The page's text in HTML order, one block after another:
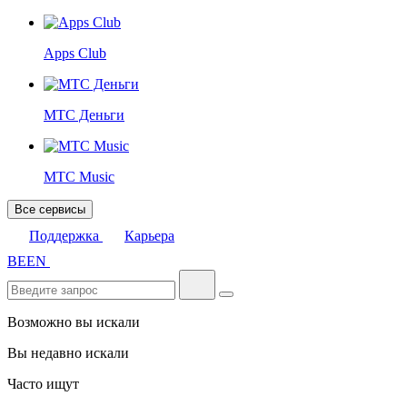
Apps Club
МТС Деньги
МТС Music
Все сервисы
Поддержка
Карьера
BEEN
Возможно вы искали
Вы недавно искали
Часто ищут